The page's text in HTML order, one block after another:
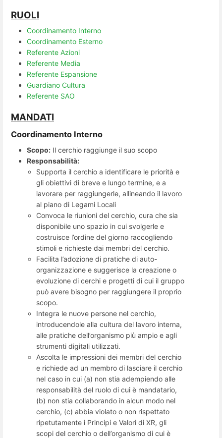
RUOLI
Coordinamento Interno
Coordinamento Esterno
Referente Azioni
Referente Media
Referente Espansione
Guardiano Cultura
Referente SAO
MANDATI
Coordinamento Interno
Scopo: Il cerchio raggiunge il suo scopo​​​​
Responsabilità:
Supporta il cerchio a identificare le priorità e
gli obiettivi di breve e lungo termine, e a
lavorare per raggiungerle, allineando il lavoro
al piano di Legami Locali​
Convoca le riunioni del cerchio, cura che sia
disponibile uno spazio in cui svolgerle e
costruisce l’ordine del giorno raccogliendo
stimoli e richieste dai membri del cerchio.
Facilita l’adozione di pratiche di auto-
organizzazione e suggerisce la creazione o
evoluzione di cerchi e progetti di cui il gruppo
può avere bisogno per raggiungere il proprio
scopo.
Integra le nuove persone nel cerchio,
introducendole alla cultura del lavoro interna,
alle pratiche dell’organismo più ampio e agli
strumenti digitali utilizzati.
Ascolta le impressioni dei membri del cerchio
e richiede ad un membro di lasciare il cerchio
nel caso in cui (a) non stia adempiendo alle
responsabilità del ruolo di cui è mandatario,
(b) non stia collaborando in alcun modo nel
cerchio, (c) abbia violato o non rispettato
ripetutamente i Principi e Valori di XR, gli
scopi del cerchio o dell’organismo di cui è